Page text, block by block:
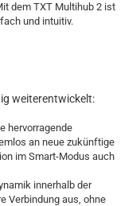
dem TXT Multihub 2 ist
und intuitiv.
weiterentwickelt:
hervorragende
an neue zukünftige
im Smart-Modus auch
innerhalb der
Verbindung aus, ohne